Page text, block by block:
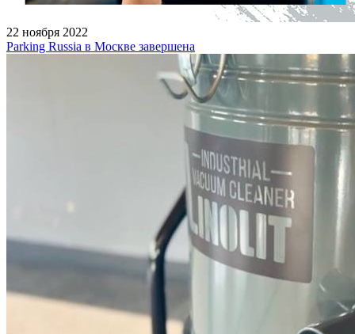
22 ноября 2022
Parking Russia в Москве завершена